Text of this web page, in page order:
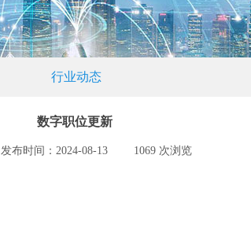
行业动态
数字职位更新
发布时间： 2024-08-13 1069 次浏览